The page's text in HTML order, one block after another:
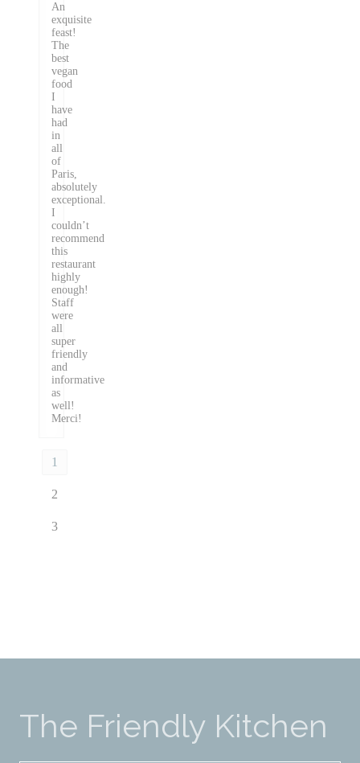
An
exquisite
feast!
The
best
vegan
food
I
have
had
in
all
of
Paris,
absolutely
exceptional.
I
couldn’t
recommend
this
restaurant
highly
enough!
Staff
were
all
super
friendly
and
informative
as
well!
Merci!
1
2
3
The Friendly Kitchen